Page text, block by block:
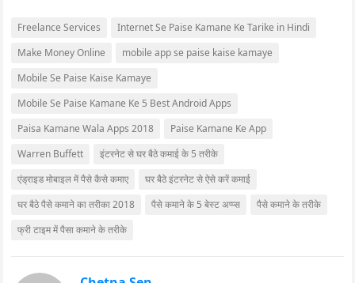
Freelance Services
Internet Se Paise Kamane Ke Tarike in Hindi
Make Money Online
mobile app se paise kaise kamaye
Mobile Se Paise Kaise Kamaye
Mobile Se Paise Kamane Ke 5 Best Android Apps
Paisa Kamane Wala Apps 2018
Paise Kamane Ke App
Warren Buffett
इंटरनेट से घर बैठे कमाई के 5 तरीके
एंड्राइड मोबाइल में पैसे कैसे कमाए
घर बैठे इंटरनेट से ऐसे करें कमाई
घर बैठे पैसे कमाने का तरीका 2018
पैसे कमाने के 5 बेस्ट अप्प्स
पैसे कमाने के तरीके
फ्री टाइम में पैसा कमाने के तरीके